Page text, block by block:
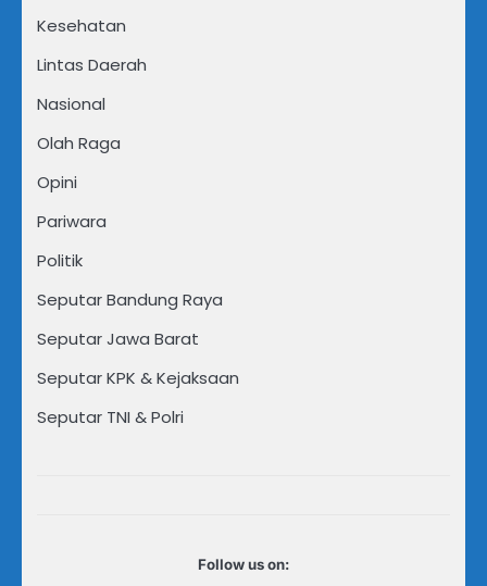
Kesehatan
Lintas Daerah
Nasional
Olah Raga
Opini
Pariwara
Politik
Seputar Bandung Raya
Seputar Jawa Barat
Seputar KPK & Kejaksaan
Seputar TNI & Polri
Follow us on: